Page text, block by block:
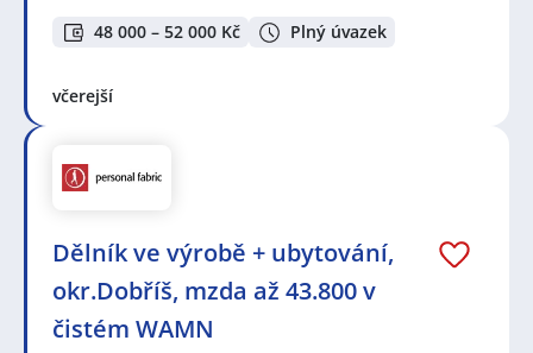
48 000 – 52 000 Kč Plný úvazek
včerejší
Dělník ve výrobě + ubytování,
okr.Dobříš, mzda až 43.800 v
čistém WAMN